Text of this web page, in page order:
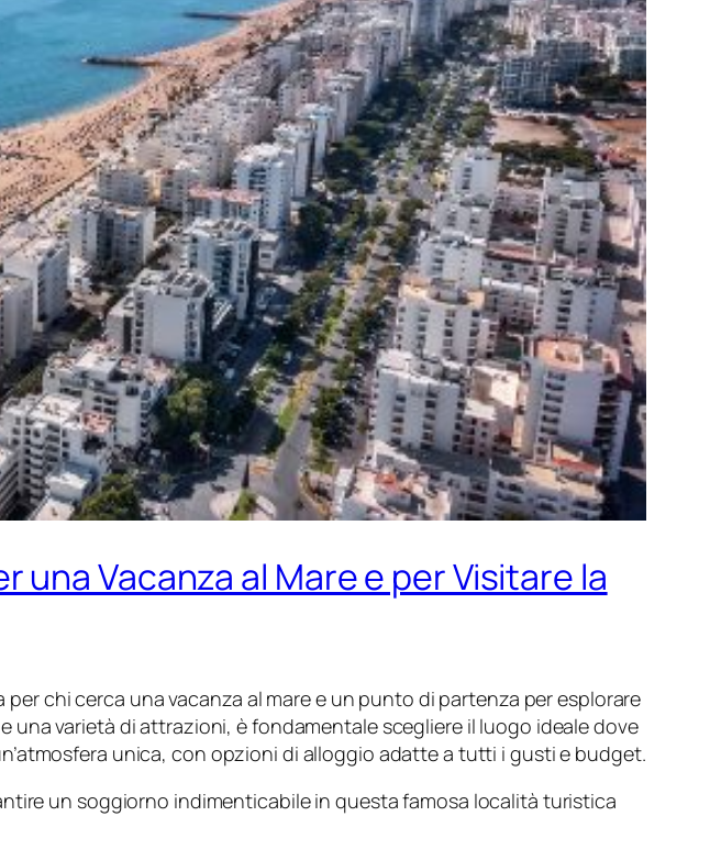
una Vacanza al Mare e per Visitare la
chi cerca una vacanza al mare e un punto di partenza per esplorare
varietà di attrazioni, è fondamentale scegliere il luogo ideale dove
unica, con opzioni di alloggio adatte a tutti i gusti e budget.
un soggiorno indimenticabile in questa famosa località turistica